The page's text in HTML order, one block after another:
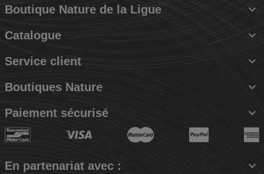
Boutique Nature de la Ligue 
Catalogue 
Service client 
Boutiques Nature 
Paiement sécurisé 
En partenariat avec : 